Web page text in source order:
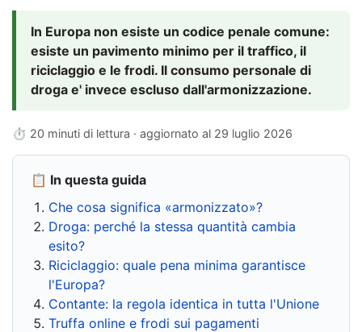
In Europa non esiste un codice penale comune:
esiste un pavimento minimo per il traffico, il
riciclaggio e le frodi. Il consumo personale di
droga e' invece escluso dall'armonizzazione.
⏱ 20 minuti di lettura · aggiornato al 29 luglio 2026
📋 In questa guida
Che cosa significa «armonizzato»?
Droga: perché la stessa quantità cambia
esito?
Riciclaggio: quale pena minima garantisce
l'Europa?
Contante: la regola identica in tutta l'Unione
Truffa online e frodi sui pagamenti